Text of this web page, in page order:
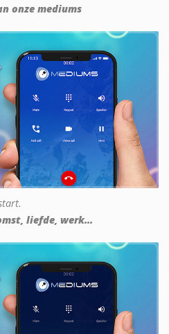
onze mediums
liefde, werk...